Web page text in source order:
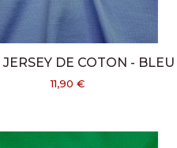
JERSEY DE COTON - BLEU
11,90 €